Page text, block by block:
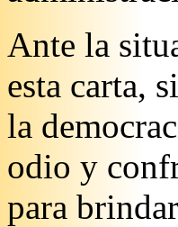
Ante la
esta carta,
la
odio y
para